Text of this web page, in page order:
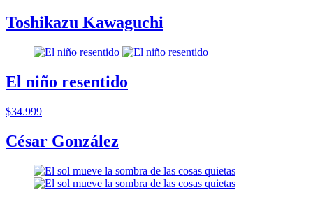
Toshikazu Kawaguchi
El niño resentido
$34.999
César González